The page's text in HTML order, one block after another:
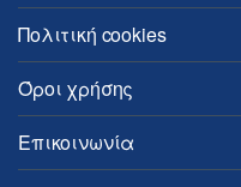
Πολιτική cookies
Όροι χρήσης
Επικοινωνία